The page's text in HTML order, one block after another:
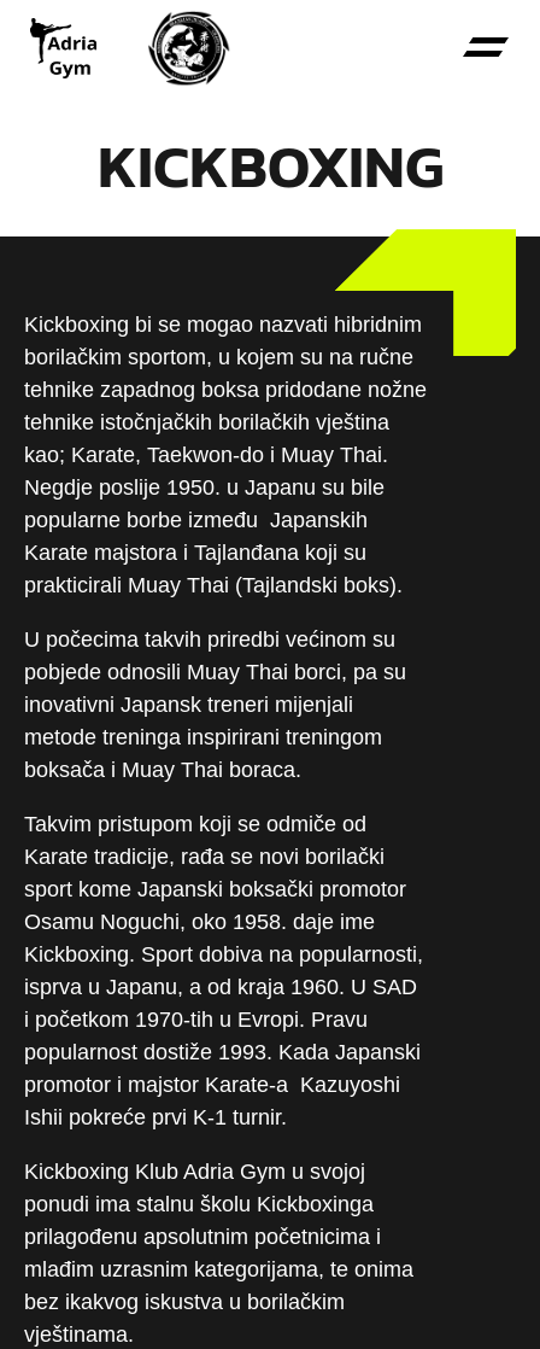
KICKBOXING
Kickboxing bi se mogao nazvati hibridnim
borilačkim sportom, u kojem su na ručne
tehnike zapadnog boksa pridodane nožne
tehnike istočnjačkih borilačkih vještina
kao; Karate, Taekwon-do i Muay Thai.
Negdje poslije 1950. u Japanu su bile
popularne borbe između Japanskih
Karate majstora i Tajlanđana koji su
prakticirali Muay Thai (Tajlandski boks).
U počecima takvih priredbi većinom su
pobjede odnosili Muay Thai borci, pa su
inovativni Japansk treneri mijenjali
metode treninga inspirirani treningom
boksača i Muay Thai boraca.
Takvim pristupom koji se odmiče od
Karate tradicije, rađa se novi borilački
sport kome Japanski boksački promotor
Osamu Noguchi, oko 1958. daje ime
Kickboxing. Sport dobiva na popularnosti,
isprva u Japanu, a od kraja 1960. U SAD
i početkom 1970-tih u Evropi. Pravu
popularnost dostiže 1993. Kada Japanski
promotor i majstor Karate-a Kazuyoshi
Ishii pokreće prvi K-1 turnir.
Kickboxing Klub Adria Gym u svojoj
ponudi ima stalnu školu Kickboxinga
prilagođenu apsolutnim početnicima i
mlađim uzrasnim kategorijama, te onima
bez ikakvog iskustva u borilačkim
vještinama.